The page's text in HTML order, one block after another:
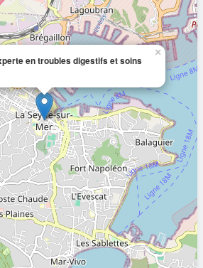
en troubles digestifs et soins
×